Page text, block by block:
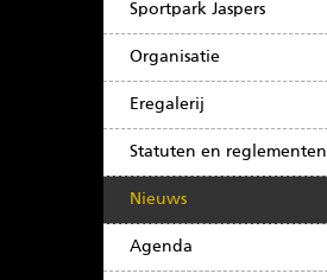
Sportpark Jaspers
Organisatie
Eregalerij
Statuten en reglementen
Nieuws
Agenda